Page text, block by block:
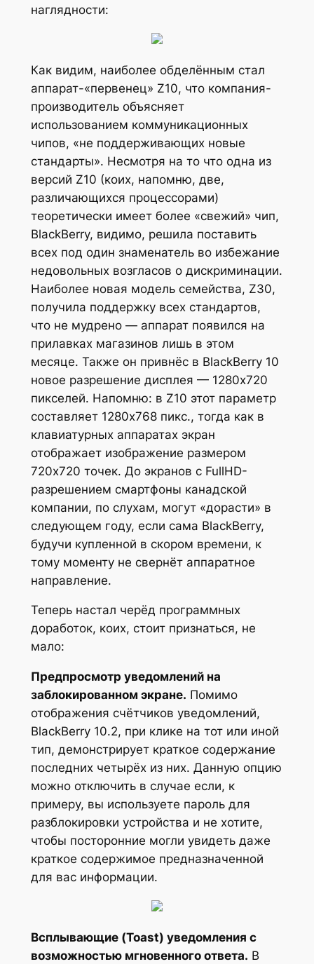
наглядности:
Как видим, наиболее обделённым стал
аппарат-«первенец» Z10, что компания-
производитель объясняет
использованием коммуникационных
чипов, «не поддерживающих новые
стандарты». Несмотря на то что одна из
версий Z10 (коих, напомню, две,
различающихся процессорами)
теоретически имеет более «свежий» чип,
BlackBerry, видимо, решила поставить
всех под один знаменатель во избежание
недовольных возгласов о дискриминации.
Наиболее новая модель семейства, Z30,
получила поддержку всех стандартов,
что не мудрено — аппарат появился на
прилавках магазинов лишь в этом
месяце. Также он привнёс в BlackBerry 10
новое разрешение дисплея — 1280х720
пикселей. Напомню: в Z10 этот параметр
составляет 1280х768 пикс., тогда как в
клавиатурных аппаратах экран
отображает изображение размером
720х720 точек. До экранов с FullHD-
разрешением смартфоны канадской
компании, по слухам, могут «дорасти» в
следующем году, если сама BlackBerry,
будучи купленной в скором времени, к
тому моменту не свернёт аппаратное
направление.
Теперь настал черёд программных
доработок, коих, стоит признаться, не
мало:
Предпросмотр уведомлений на
заблокированном экране. Помимо
отображения счётчиков уведомлений,
BlackBerry 10.2, при клике на тот или иной
тип, демонстрирует краткое содержание
последних четырёх из них. Данную опцию
можно отключить в случае если, к
примеру, вы используете пароль для
разблокировки устройства и не хотите,
чтобы посторонние могли увидеть даже
краткое содержимое предназначенной
для вас информации.
Всплывающие (Toast) уведомления с
возможностью мгновенного ответа. В